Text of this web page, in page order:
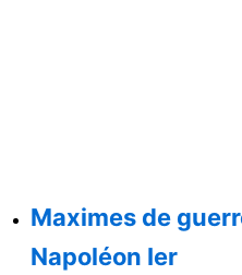
Maximes de
Napoléon Ier